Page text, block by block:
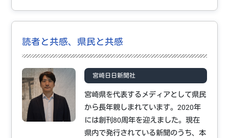
読者と共感、県民と共感
宮崎日日新聞社
宮崎県を代表するメディアとして県民
から長年親しまれています。2020年
には創刊80周年を迎えました。現在
県内で発行されている新聞のうち、本